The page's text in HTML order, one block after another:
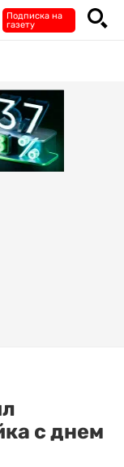
Подписка на
газету
с днем